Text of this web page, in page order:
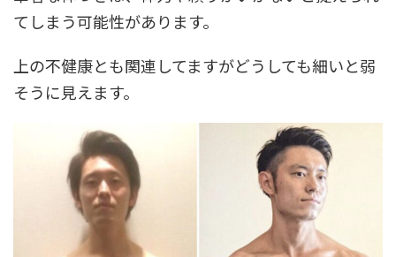
てしまう可能性があります。
上の不健康とも関連してますがどうしても細いと弱
そうに見えます。